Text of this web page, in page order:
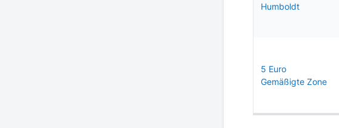
Humboldt
5 Euro
Gemäßigte Zone